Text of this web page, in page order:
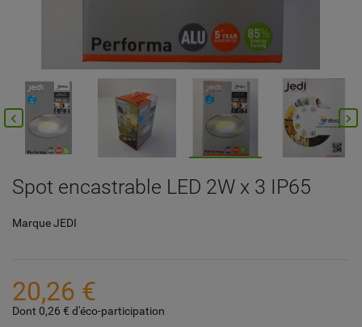
 
Spot encastrable LED 2W x 3 IP65
MarqueJEDI
20,26 €
Dont 0,26 € d'éco-participation